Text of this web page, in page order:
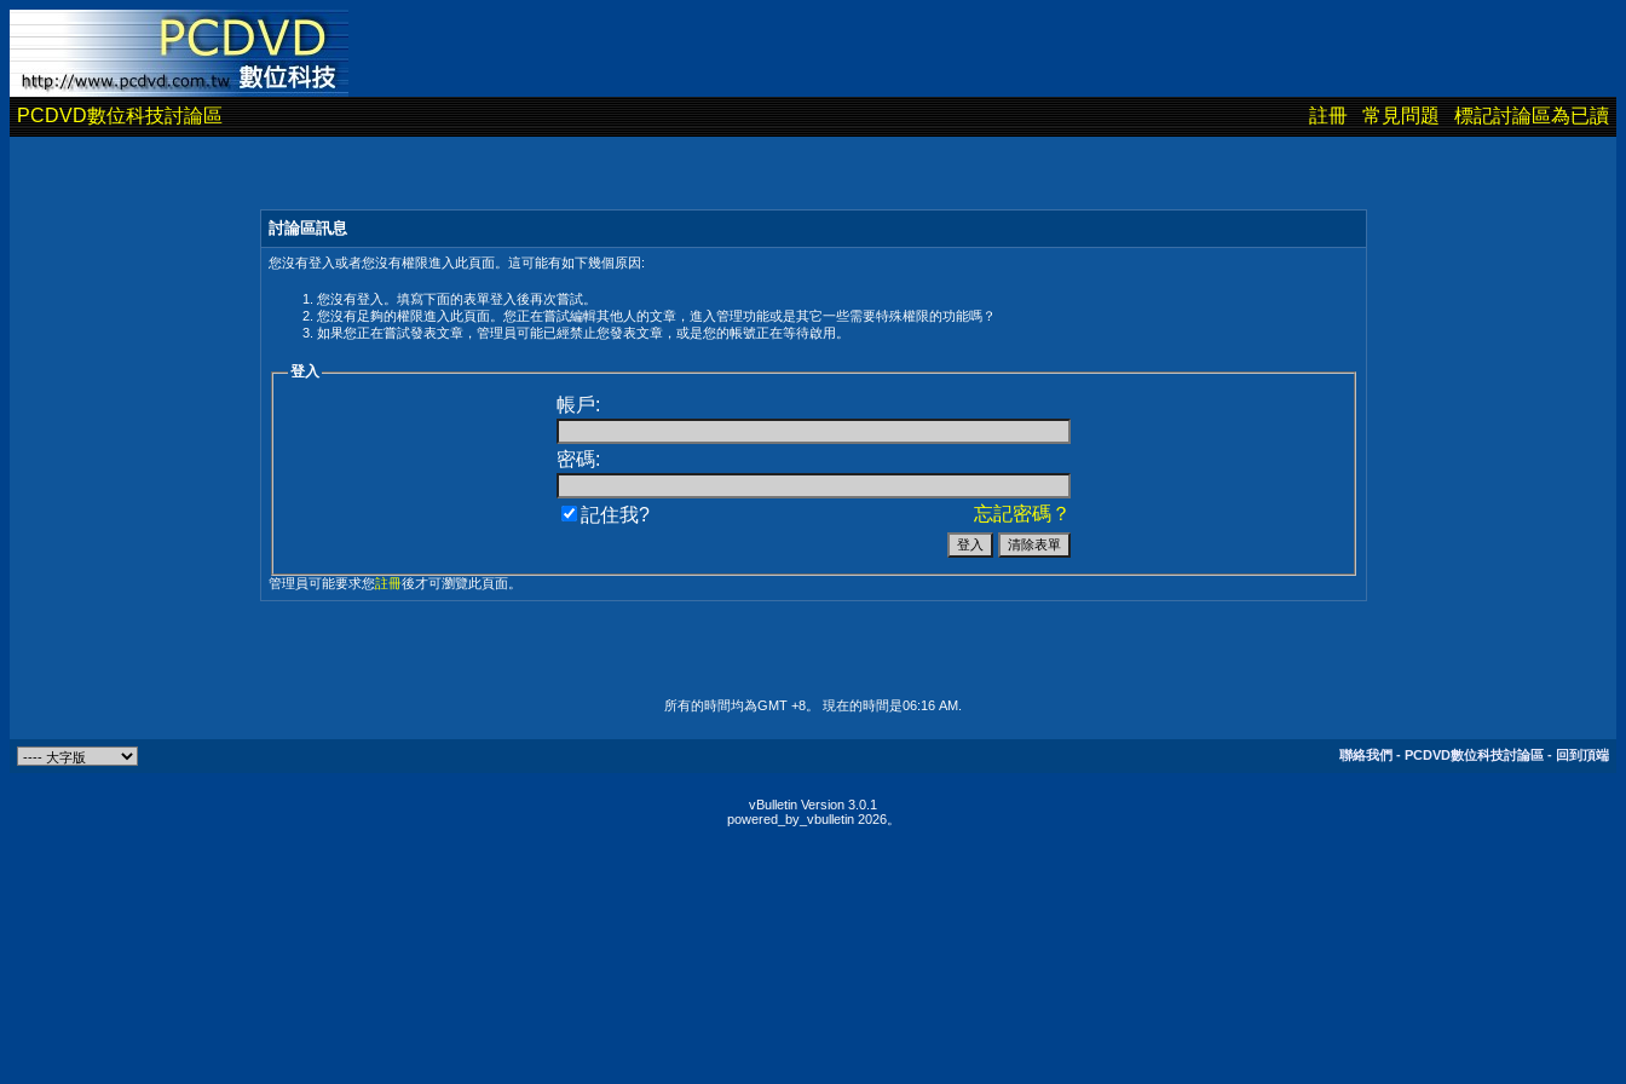
PCDVD數位科技討論區 註冊 常見問題 標記討論區為已讀
討論區訊息
您沒有登入或者您沒有權限進入此頁面。這可能有如下幾個原因:
您沒有登入。填寫下面的表單登入後再次嘗試。
您沒有足夠的權限進入此頁面。您正在嘗試編輯其他人的文章，進入管理功能或是其它一些需要特殊權限的功能嗎？
如果您正在嘗試發表文章，管理員可能已經禁止您發表文章，或是您的帳號正在等待啟用。
登入
帳戶:
密碼:
忘記密碼？
記住我?
管理員可能要求您註冊後才可瀏覽此頁面。
所有的時間均為GMT +8。 現在的時間是06:16 AM
聯絡我們 - PCDVD數位科技討論區 - 回到頂端
vBulletin Version 3.0.1
powered_by_vbulletin 2026。